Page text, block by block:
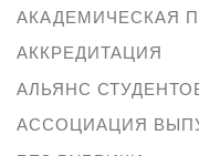
АКАДЕМИЧЕСКАЯ
АККРЕДИТАЦИЯ
АЛЬЯНС
АССОЦИАЦИЯ